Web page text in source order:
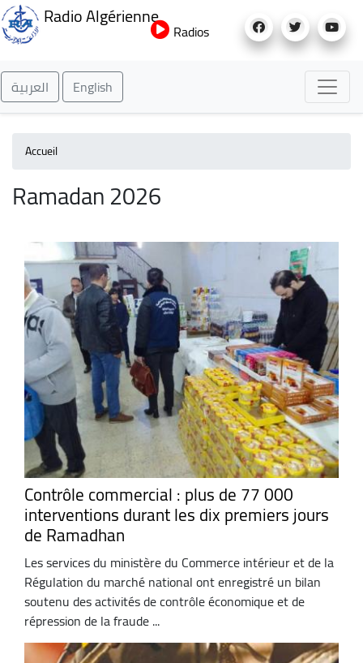
au
Radio Algérienne
Radios
العربية English
Accueil
Ramadan 2026
Contrôle commercial : plus de 77 000
interventions durant les dix premiers jours
de Ramadhan
Les services du ministère du Commerce intérieur et de la
Régulation du marché national ont enregistré un bilan
soutenu des activités de contrôle économique et de
répression de la fraude ...